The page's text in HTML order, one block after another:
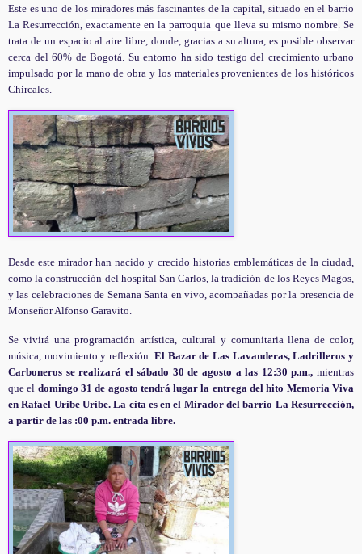
Este es uno de los miradores más fascinantes de la capital, situado en el barrio
La Resurrección,exactamente en la parroquia que lleva su mismo nombre. Se
trata de un espacio al aire libre, donde, gracias a su altura, es posible observar
cerca del 60% de Bogotá. Su entorno ha sido testigo del crecimiento urbano
impulsado por la mano de obra y los materiales provenientes de los históricos
Chircales.
Desde este mirador han nacido y crecido historias emblemáticas de la ciudad,
como la construcción del hospital San Carlos, la tradición de los Reyes Magos,
y las celebraciones de Semana Santa en vivo, acompañadas por la presencia de
Monseñor Alfonso Garavito.
Se vivirá una programación artística, cultural y comunitaria llena de color,
música, movimiento y reflexión. El Bazar de Las Lavanderas, Ladrilleros y
Carboneros se realizará el sábado 30 de agosto a las 12:30 p.m., mientras
que el domingo 31 de agosto tendrá lugar la entrega del hito Memoria Viva
en Rafael Uribe Uribe. La cita es en el Mirador del barrio La Resurrección,
a partir de las :00 p.m. entrada libre.